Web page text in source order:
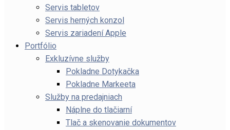
Servis tabletov
Servis herných konzol
Servis zariadení Apple
Portfólio
Exkluzívne služby
Pokladne Dotykačka
Pokladne Markeeta
Služby na predajniach
Náplne do tlačiarní
Tlač a skenovanie dokumentov